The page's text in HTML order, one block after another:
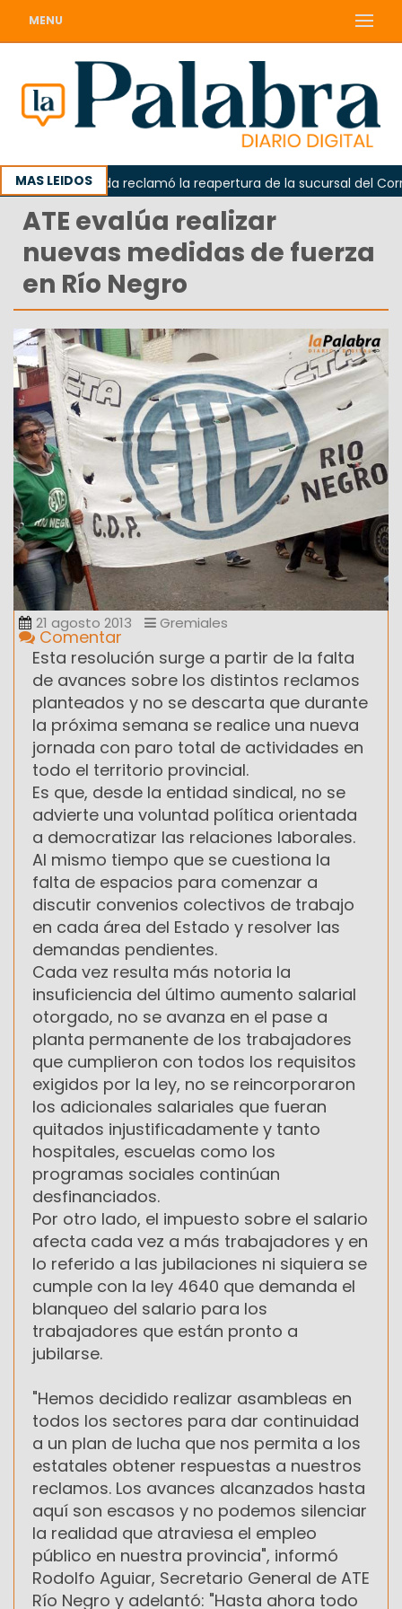
MENU
MAS LEIDOS
Odarda reclamó la reapertura de la sucursal del Correo
ATE evalúa realizar
nuevas medidas de fuerza
en Río Negro
21 agosto 2013 Gremiales
Comentar
Esta resolución surge a partir de la falta
de avances sobre los distintos reclamos
planteados y no se descarta que durante
la próxima semana se realice una nueva
jornada con paro total de actividades en
todo el territorio provincial.
Es que, desde la entidad sindical, no se
advierte una voluntad política orientada
a democratizar las relaciones laborales.
Al mismo tiempo que se cuestiona la
falta de espacios para comenzar a
discutir convenios colectivos de trabajo
en cada área del Estado y resolver las
demandas pendientes.
Cada vez resulta más notoria la
insuficiencia del último aumento salarial
otorgado, no se avanza en el pase a
planta permanente de los trabajadores
que cumplieron con todos los requisitos
exigidos por la ley, no se reincorporaron
los adicionales salariales que fueran
quitados injustificadamente y tanto
hospitales, escuelas como los
programas sociales continúan
desfinanciados.
Por otro lado, el impuesto sobre el salario
afecta cada vez a más trabajadores y en
lo referido a las jubilaciones ni siquiera se
cumple con la ley 4640 que demanda el
blanqueo del salario para los
trabajadores que están pronto a
jubilarse.
"Hemos decidido realizar asambleas en
todos los sectores para dar continuidad
a un plan de lucha que nos permita a los
estatales obtener respuestas a nuestros
reclamos. Los avances alcanzados hasta
aquí son escasos y no podemos silenciar
la realidad que atraviesa el empleo
público en nuestra provincia", informó
Rodolfo Aguiar, Secretario General de ATE
Río Negro y adelantó: "Hasta ahora todo